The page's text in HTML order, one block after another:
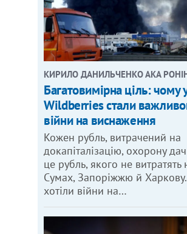
КИРИЛО ДАНИЛЬЧЕНКО АКА
Багатовимірна ціль: чому
Wildberries стали
війни на виснаження
Кожен рубль, витрачений на
докапіталізацію, охорону
це рубль, якого не витратять
Сумах, Запоріжжю й Харкову.
хотіли війни на…